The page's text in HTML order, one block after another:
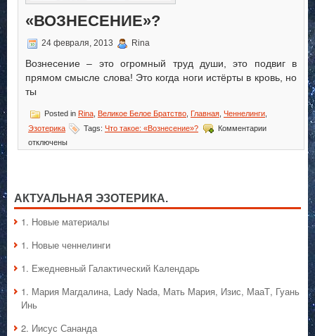
«ВОЗНЕСЕНИЕ»?
24 февраля, 2013 Rina
Вознесение – это огромный труд души, это подвиг в
прямом смысле слова! Это когда ноги истёрты в кровь, но
ты
Posted in Rina Великое Белое Братство Главная Ченнелинги
Эзотерика
Tags: Что такое: «Вознесение»? Комментариик
Что
отключены
АКТУАЛЬНАЯ ЭЗОТЕРИКА.
1. Hовые материалы
1. Hовые ченнелинги
1. Ежедневный Галактический Календарь
1. Мария Магдалина, Lady Nada, Мать Мария, Изис, МааТ, Гуань
Инь
2. Иисус Сананда